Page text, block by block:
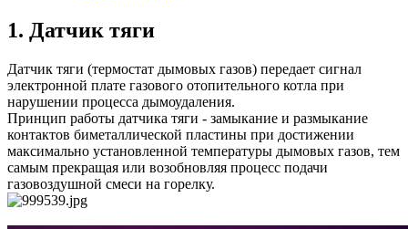
1. Датчик тяги
Датчик тяги (термостат дымовых газов) передает сигнал
электронной плате газового отопительного котла при
нарушении процесса дымоудаления.
Принцип работы датчика тяги - замыкание и размыкание
контактов биметаллической пластины при достижении
максимально установленной температуры дымовых газов, тем
самым прекращая или возобновляя процесс подачи
газовоздушной смеси на горелку.